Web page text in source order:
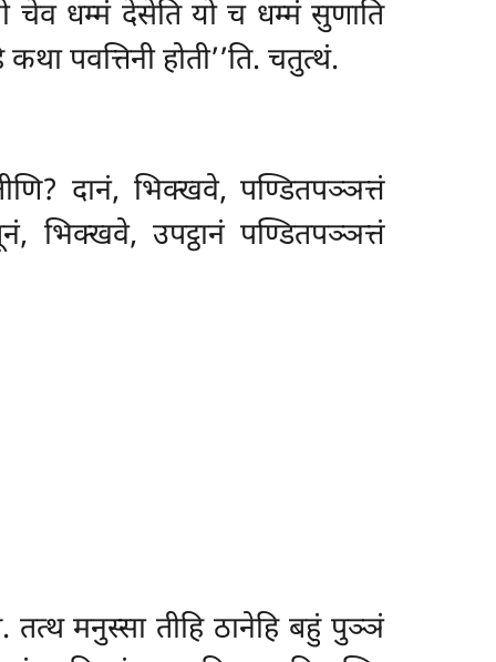
चेव धम्मं देसेति यो च धम्मं सुणाति
पवत्तिनी होती’’ति. चतुत्थं.
दानं, भिक्खवे, पण्डितपञ्ञत्तं
भिक्खवे, उपट्ठानं पण्डितपञ्ञत्तं
तत्थ मनुस्सा तीहि ठानेहि बहुं पुञ्ञं